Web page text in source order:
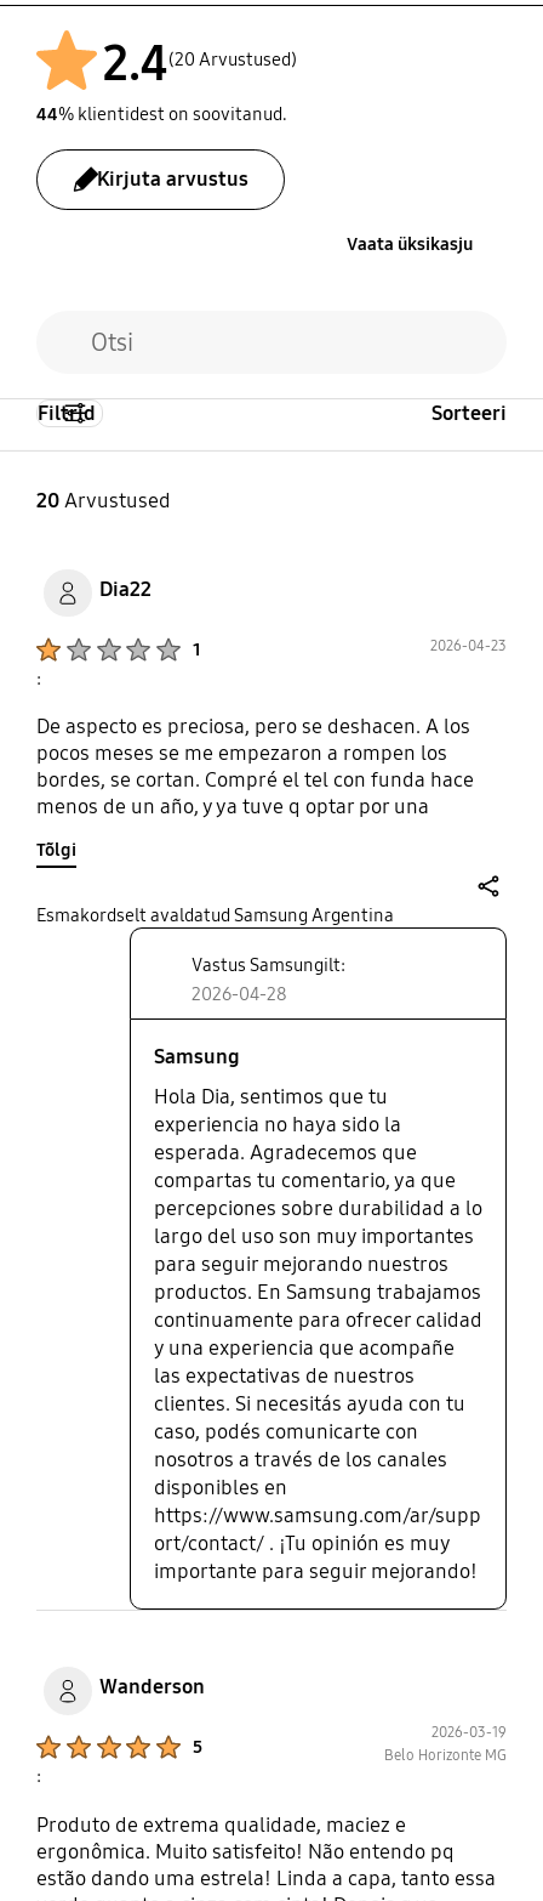
2.4(20 Arvustused)
44% klientidest on soovitanud.
Kirjuta arvustus
Vaata üksikasju
20Arvustused
Filtrid Sorteeri
Dia22
1 2026-04-23
:
De aspecto es preciosa, pero se deshacen. A los
pocos meses se me empezaron a rompen los
bordes, se cortan. Compré el tel con funda hace
menos de un año, y ya tuve q optar por una
Tõlgi
Esmakordselt avaldatud Samsung Argentina
Vastus Samsungilt:
2026-04-28
Samsung
Hola Dia, sentimos que tu
experiencia no haya sido la
esperada. Agradecemos que
compartas tu comentario, ya que
percepciones sobre durabilidad a lo
largo del uso son muy importantes
para seguir mejorando nuestros
productos. En Samsung trabajamos
continuamente para ofrecer calidad
y una experiencia que acompañe
las expectativas de nuestros
clientes. Si necesitás ayuda con tu
caso, podés comunicarte con
nosotros a través de los canales
disponibles en
https://www.samsung.com/ar/supp
ort/contact/ . ¡Tu opinión es muy
importante para seguir mejorando!
Wanderson
5
2026-03-19
Belo Horizonte MG
:
Produto de extrema qualidade, maciez e
ergonômica. Muito satisfeito! Não entendo pq
estão dando uma estrela! Linda a capa, tanto essa